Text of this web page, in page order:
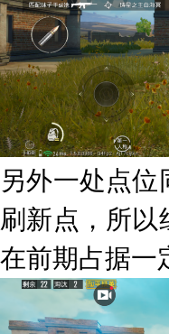
另外一处点
刷新点，所以
在前期占据一